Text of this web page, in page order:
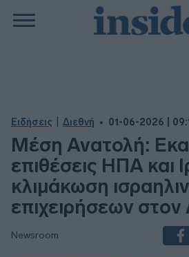
Ειδήσεις Διεθνή 01-06-2026 |
Μέση Ανατολή:
επιθέσεις ΗΠΑ και
κλιμάκωση
επιχειρήσεων στον
Newsroom